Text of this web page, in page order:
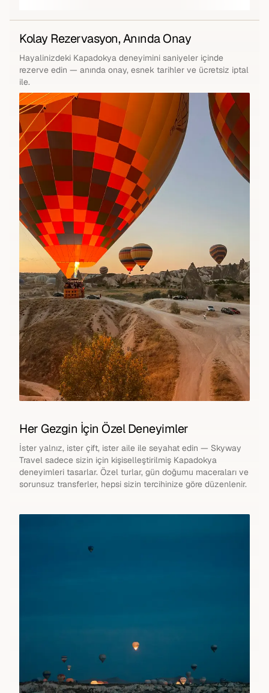
Kolay Rezervasyon, Anında Onay
Hayalinizdeki Kapadokya deneyimini saniyeler içinde
rezerve edin — anında onay, esnek tarihler ve ücretsiz iptal
ile.
Her Gezgin İçin Özel Deneyimler
İster yalnız, ister çift, ister aile ile seyahat edin — Skyway
Travel sadece sizin için kişiselleştirilmiş Kapadokya
deneyimleri tasarlar. Özel turlar, gün doğumu maceraları ve
sorunsuz transferler, hepsi sizin tercihinize göre düzenlenir.